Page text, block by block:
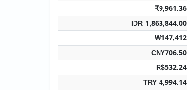
₹9,961.36
IDR 1,863,844.00
₩147,412
CN¥706.50
R$532.24
TRY 4,994.14